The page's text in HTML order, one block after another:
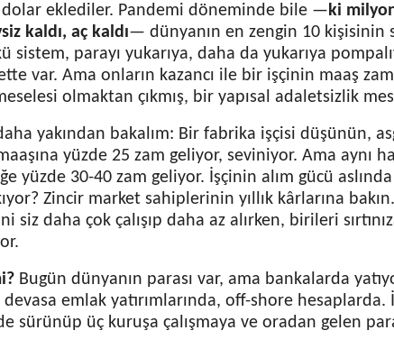
eklediler. Pandemi döneminde bile — ki
kaldı, aç kaldı— dünyanın en zengin 10 kişisinin
sistem, parayı yukarıya, daha da yukarıya
var. Ama onların kazancı ile bir işçinin maaş
olmaktan çıkmış, bir yapısal adaletsizlik
yakından bakalım: Bir fabrika işçisi düşünün,
yüzde 25 zam geliyor, seviniyor. Ama aynı
yüzde 30-40 zam geliyor. İşçinin alım gücü
Zincir market sahiplerinin yıllık kârlarına
siz daha çok çalışıp daha az alırken, birileri
Bugün dünyanın parası var, ama bankalarda
emlak yatırımlarında, off-shore hesaplarda.
sürünüp üç kuruşa çalışmaya ve oradan gelen